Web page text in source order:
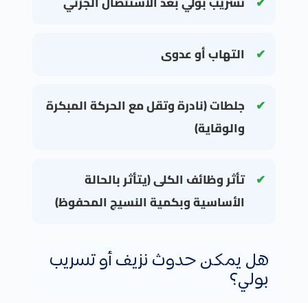
التهاب أو عدوى
جلطات (نادرة وتقل مع الحركة المبكرة
والوقاية)
تأثر وظائف الكلى (يتأثر بالحالة
الأساسية وبكمية النسيج المحفوظ)
هل يمكن حدوث نزيف أو تسريب
بولي؟